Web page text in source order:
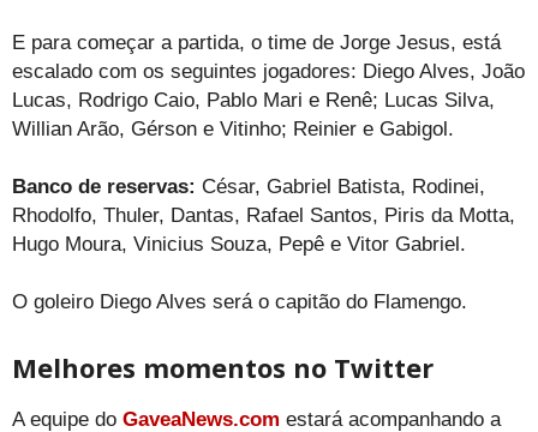
E para começar a partida, o time de Jorge Jesus, está
escalado com os seguintes jogadores: Diego Alves, João
Lucas, Rodrigo Caio, Pablo Mari e Renê; Lucas Silva,
Willian Arão, Gérson e Vitinho; Reinier e Gabigol.
Banco de reservas: César, Gabriel Batista, Rodinei,
Rhodolfo, Thuler, Dantas, Rafael Santos, Piris da Motta,
Hugo Moura, Vinicius Souza, Pepê e Vitor Gabriel.
O goleiro Diego Alves será o capitão do Flamengo.
Melhores momentos no Twitter
A equipe do GaveaNews.com estará acompanhando a